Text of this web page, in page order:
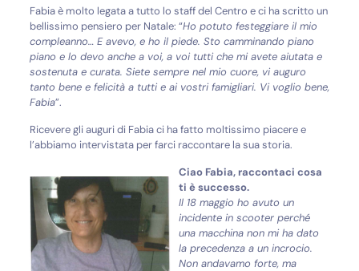
Fabia è molto legata a tutto lo staff del Centro e ci ha scritto un
bellissimo pensiero per Natale: “Ho potuto festeggiare il mio
compleanno… E avevo, e ho il piede. Sto camminando piano
piano e lo devo anche a voi, a voi tutti che mi avete aiutata e
sostenuta e curata. Siete sempre nel mio cuore, vi auguro
tanto bene e felicità a tutti e ai vostri famigliari. Vi voglio bene,
Fabia”.
Ricevere gli auguri di Fabia ci ha fatto moltissimo piacere e
l’abbiamo intervistata per farci raccontare la sua storia.
Ciao Fabia, raccontaci cosa
ti è successo.
Il 18 maggio ho avuto un
incidente in scooter perché
una macchina non mi ha dato
la precedenza a un incrocio.
Non andavamo forte, ma